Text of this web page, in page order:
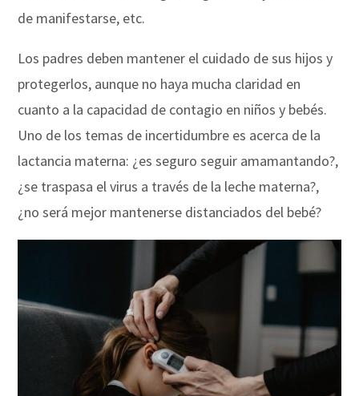
de manifestarse, etc.
Los padres deben mantener el cuidado de sus hijos y
protegerlos, aunque no haya mucha claridad en
cuanto a la capacidad de contagio en niños y bebés.
Uno de los temas de incertidumbre es acerca de la
lactancia materna: ¿es seguro seguir amamantando?,
¿se traspasa el virus a través de la leche materna?,
¿no será mejor mantenerse distanciados del bebé?